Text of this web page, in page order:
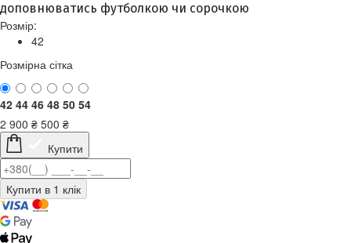
доповнюватись футболкою чи сорочкою
Розмір:
42
Розмірна сітка
42 44 46 48 50 54
2 900 ₴ 500 ₴
Купити